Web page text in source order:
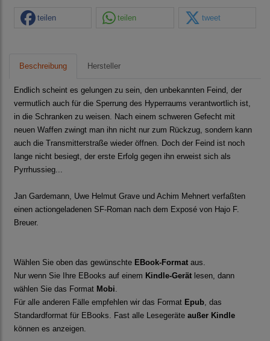
teilen teilen tweet
Beschreibung Hersteller
Endlich scheint es gelungen zu sein, den unbekannten Feind, der
vermutlich auch für die Sperrung des Hyperraums verantwortlich ist,
in die Schranken zu weisen. Nach einem schweren Gefecht mit
neuen Waffen zwingt man ihn nicht nur zum Rückzug, sondern kann
auch die Transmitterstraße wieder öffnen. Doch der Feind ist noch
lange nicht besiegt, der erste Erfolg gegen ihn erweist sich als
Pyrrhussieg...
Jan Gardemann, Uwe Helmut Grave und Achim Mehnert verfaßten
einen actiongeladenen SF-Roman nach dem Exposé von Hajo F.
Breuer.
Wählen Sie oben das gewünschte EBook-Format aus.
Nur wenn Sie Ihre EBooks auf einem Kindle-Gerät lesen, dann
wählen Sie das Format Mobi.
Für alle anderen Fälle empfehlen wir das Format Epub, das
Standardformat für EBooks. Fast alle Lesegeräte außer Kindle
können es anzeigen.